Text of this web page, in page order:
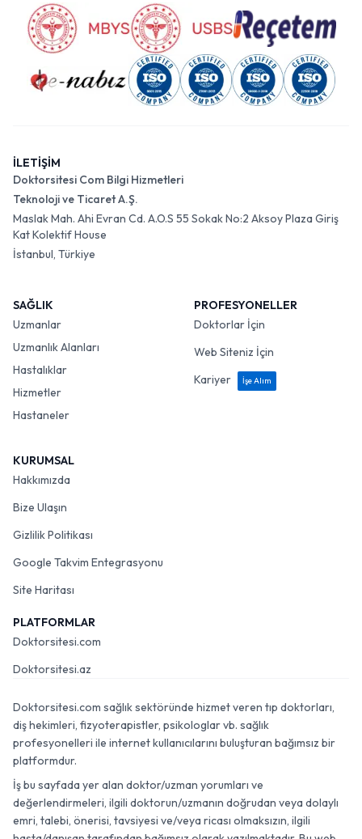
İLETİŞİM
Doktorsitesi Com Bilgi Hizmetleri
Teknoloji ve Ticaret A.Ş.
Maslak Mah. Ahi Evran Cd. A.O.S 55 Sokak No:2 Aksoy Plaza Giriş
Kat Kolektif House
İstanbul, Türkiye
SAĞLIK
Uzmanlar
Uzmanlık Alanları
Hastalıklar
Hizmetler
Hastaneler
PROFESYONELLER
Doktorlar İçin
Web Siteniz İçin
Kariyer
İşe Alım
KURUMSAL
Hakkımızda
Bize Ulaşın
Gizlilik Politikası
Google Takvim Entegrasyonu
Site Haritası
PLATFORMLAR
Doktorsitesi.com
Doktorsitesi.az
Doktorsitesi.com sağlık sektöründe hizmet veren tıp doktorları,
diş hekimleri, fizyoterapistler, psikologlar vb. sağlık
profesyonelleri ile internet kullanıcılarını buluşturan bağımsız bir
platformdur.
İş bu sayfada yer alan doktor/uzman yorumları ve
değerlendirmeleri, ilgili doktorun/uzmanın doğrudan veya dolaylı
emri, talebi, önerisi, tavsiyesi ve/veya ricası olmaksızın, ilgili